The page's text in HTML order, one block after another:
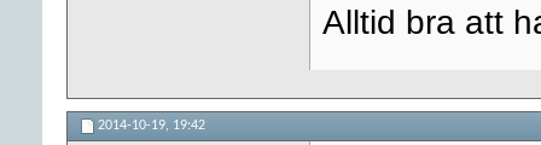
Alltid bra att
2014-10-19, 19:42